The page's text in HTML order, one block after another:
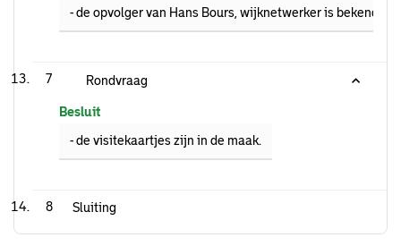
- de opvolger van Hans Bours, wijknetwerker is bekend
7 Rondvraag
Besluit
- de visitekaartjes zijn in de maak.
8 Sluiting